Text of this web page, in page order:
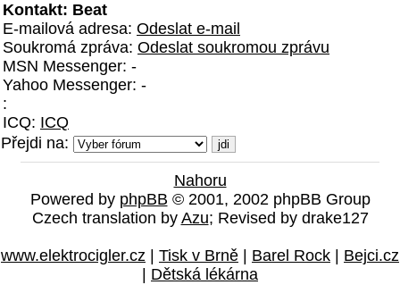
Kontakt: Beat
E-mailová adresa: Odeslat e-mail
Soukromá zpráva: Odeslat soukromou zprávu
MSN Messenger: -
Yahoo Messenger: -
:
ICQ: ICQ
Přejdi na:
Nahoru
Powered by phpBB © 2001, 2002 phpBB Group
Czech translation by Azu; Revised by drake127
www.elektrocigler.cz Tisk v Brně Barel Rock
Bejci.cz
Dětská lékárna